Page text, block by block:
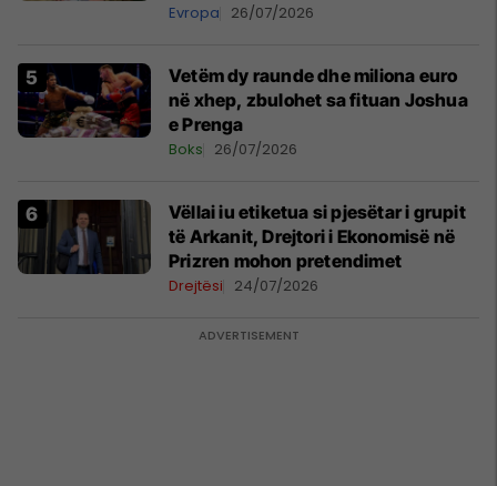
Evropa 26/07/2026
Vetëm dy raunde dhe miliona euro
në xhep, zbulohet sa fituan Joshua
e Prenga
Boks 26/07/2026
Vëllai iu etiketua si pjesëtar i grupit
të Arkanit, Drejtori i Ekonomisë në
Prizren mohon pretendimet
Drejtësi 24/07/2026